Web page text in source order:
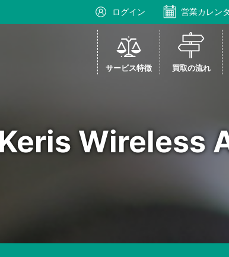
ログイン 営業カレン
サービス特徴 買取の流れ
Wireless